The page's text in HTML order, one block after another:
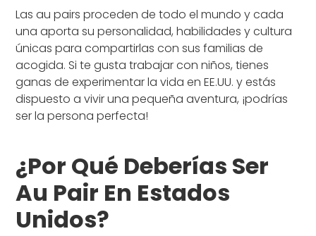
Las au pairs proceden de todo el mundo y cada
una aporta su personalidad, habilidades y cultura
únicas para compartirlas con sus familias de
acogida. Si te gusta trabajar con niños, tienes
ganas de experimentar la vida en EE.UU. y estás
dispuesto a vivir una pequeña aventura, ¡podrías
ser la persona perfecta!
¿Por Qué Deberías Ser
Au Pair En Estados
Unidos?